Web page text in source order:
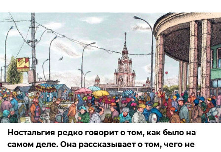
Ностальгия редко говорит о том, как было на
самом деле. Она рассказывает о том, чего не